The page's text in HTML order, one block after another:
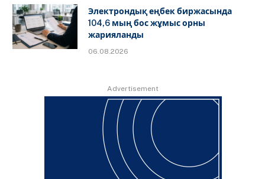
Электрондық еңбек биржасында
104,6 мың бос жұмыс орны
жарияланды
06.08.2026
Advertisement